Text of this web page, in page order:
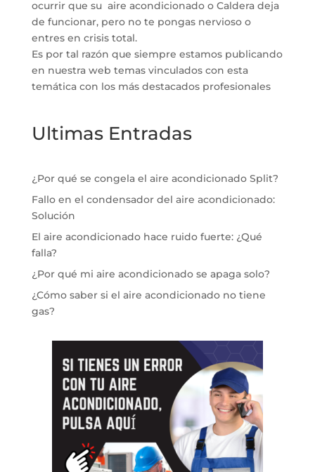
ocurrir que su aire acondicionado o Caldera deja
de funcionar, pero no te pongas nervioso o
entres en crisis total.
Es por tal razón que siempre estamos publicando
en nuestra web temas vinculados con esta
temática con los más destacados profesionales
Ultimas Entradas
¿Por qué se congela el aire acondicionado Split?
Fallo en el condensador del aire acondicionado:
Solución
El aire acondicionado hace ruido fuerte: ¿Qué
falla?
¿Por qué mi aire acondicionado se apaga solo?
¿Cómo saber si el aire acondicionado no tiene
gas?